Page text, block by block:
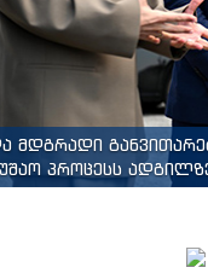
მდგრადი
პროცესს